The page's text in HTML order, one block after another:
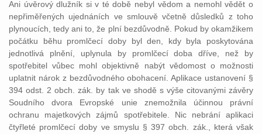
Ani úvěrový dlužník si v té době nebyl vědom a nemohl vědět o
nepřiměřených ujednáních ve smlouvě včetně důsledků z toho
plynoucích, tedy ani to, že plní bezdůvodně. Pokud by okamžikem
počátku běhu promlčecí doby byl den, kdy byla poskytována
jednotlivá plnění, uplynula by promlčecí doba dříve, než by
spotřebitel vůbec mohl objektivně nabýt vědomost o možnosti
uplatnit nárok z bezdůvodného obohacení. Aplikace ustanovení §
394 odst. 2 obch. zák. by tak ve shodě s výše citovanými závěry
Soudního dvora Evropské unie znemožnila účinnou právní
ochranu majetkových zájmů spotřebitele. Nic nebrání aplikaci
čtyřleté promlčecí doby ve smyslu § 397 obch. zák., která však